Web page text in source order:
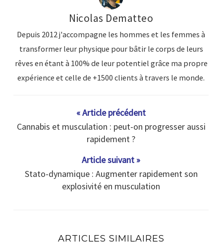
Nicolas Dematteo
Depuis 2012 j'accompagne les hommes et les femmes à
transformer leur physique pour bâtir le corps de leurs
rêves en étant à 100% de leur potentiel grâce ma propre
expérience et celle de +1500 clients à travers le monde.
« Article précédent
Cannabis et musculation : peut-on progresser aussi
rapidement ?
Article suivant »
Stato-dynamique : Augmenter rapidement son
explosivité en musculation
ARTICLES SIMILAIRES